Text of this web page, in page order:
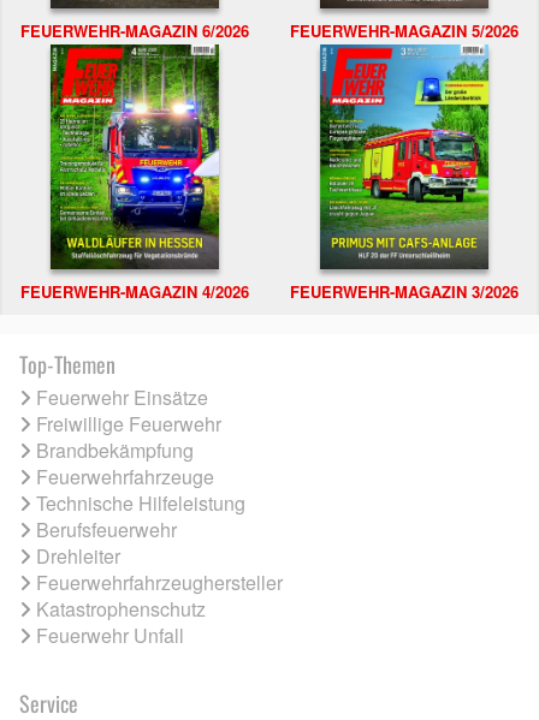
FEUERWEHR-MAGAZIN 6/2026 FEUERWEHR-MAGAZIN 5/2026
FEUERWEHR-MAGAZIN 4/2026 FEUERWEHR-MAGAZIN 3/2026
Top-Themen
Feuerwehr Einsätze
Freiwillige Feuerwehr
Brandbekämpfung
Feuerwehrfahrzeuge
Technische Hilfeleistung
Berufsfeuerwehr
Drehleiter
Feuerwehrfahrzeughersteller
Katastrophenschutz
Feuerwehr Unfall
Service